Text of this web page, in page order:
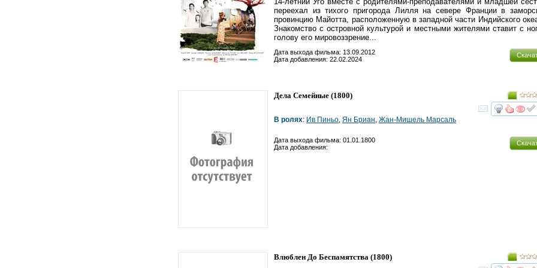
переехал из тихого пригорода Лилля на севере Франции в
провинцию Майотта, расположенную в западной части Индийского
Знакомство с островной культурой и местными жителями ставит с
голову его мировоззрение...
Дата выхода фильма: 13.09.2012
Дата добавления: 22.02.2024
Дела Семейные (1800)
В ролях: Ив Пиньо, Ян Бриан, Жан-Мишель Марсаль
Дата выхода фильма: 01.01.1800
Дата добавления:
Влюблен До Беспамятства (1800)